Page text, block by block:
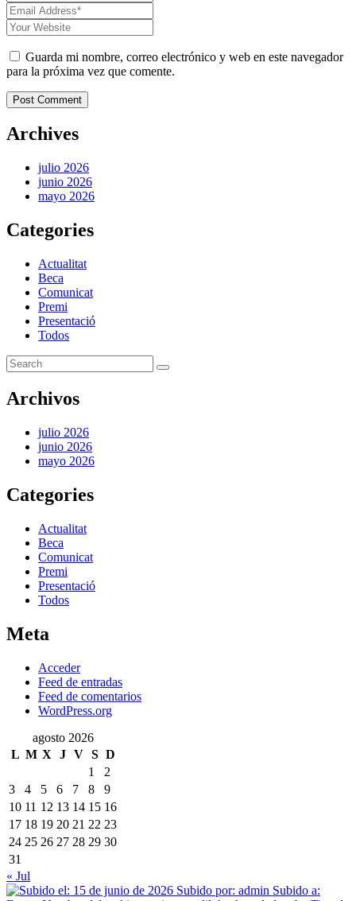
Guarda mi nombre, correo electrónico y web en este navegador
para la próxima vez que comente.
Post Comment
Archives
julio 2026
junio 2026
mayo 2026
Categories
Actualitat
Beca
Comunicat
Premi
Presentació
Todos
Archivos
julio 2026
junio 2026
mayo 2026
Categories
Actualitat
Beca
Comunicat
Premi
Presentació
Todos
Meta
Acceder
Feed de entradas
Feed de comentarios
WordPress.org
agosto 2026
L M X J V S D
1
2
3
4 5 6 7 8
9
10 11 12 13 14 15 16
17 18 19 20 21 22 23
24 25 26 27 28 29 30
31
« Jul